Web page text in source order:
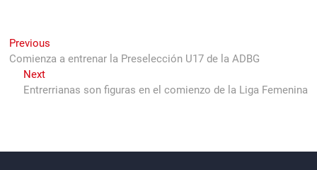
Navegación
de
entradas
Previous
post:
Comienza a entrenar la Preselección U17 de la ADBG
NextNext
post:
Entrerrianas son figuras en el comienzo de la Liga Femenina